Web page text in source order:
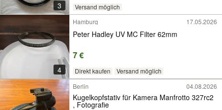
3 Versand möglich
4
Hamburg 17.05.2026
Peter Hadley UV MC Filter 62mm
7 €
Direkt kaufen Versand möglich
Berlin 04.08.2026
Kugelkopfstativ für Kamera Manfrotto 327rc2
, Fotografie